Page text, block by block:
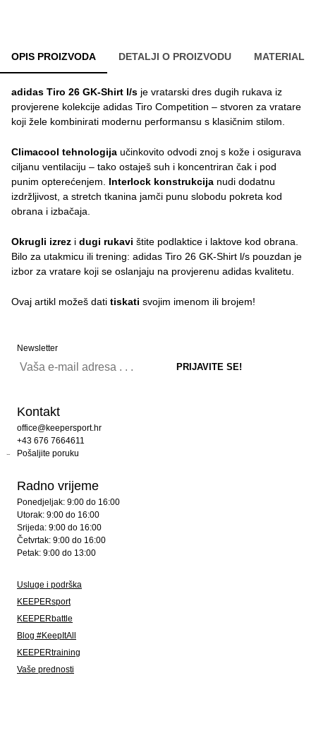
OPIS PROIZVODA DETALJI O PROIZVODU MATERIAL
adidas Tiro 26 GK-Shirt l/s je vratarski dres dugih rukava iz
provjerene kolekcije adidas Tiro Competition – stvoren za vratare
koji žele kombinirati modernu performansu s klasičnim stilom.
Climacool tehnologija učinkovito odvodi znoj s kože i osigurava
ciljanu ventilaciju – tako ostaješ suh i koncentriran čak i pod
punim opterećenjem. Interlock konstrukcija nudi dodatnu
izdržljivost, a stretch tkanina jamči punu slobodu pokreta kod
obrana i izbačaja.
Okrugli izrez i dugi rukavi štite podlaktice i laktove kod obrana.
Bilo za utakmicu ili trening: adidas Tiro 26 GK-Shirt l/s pouzdan je
izbor za vratare koji se oslanjaju na provjerenu adidas kvalitetu.
Ovaj artikl možeš dati tiskati svojim imenom ili brojem!
Newsletter
Kontakt
office@keepersport.hr
+43 676 7664611
Pošaljite poruku
Radno vrijeme
Ponedjeljak: 9:00 do 16:00
Utorak: 9:00 do 16:00
Srijeda: 9:00 do 16:00
Četvrtak: 9:00 do 16:00
Petak: 9:00 do 13:00
Usluge i podrška
KEEPERsport
KEEPERbattle
Blog #KeepItAll
KEEPERtraining
Vaše prednosti